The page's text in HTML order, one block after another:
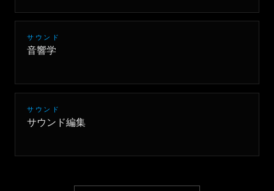
サウンド
音響学
サウンド
サウンド編集